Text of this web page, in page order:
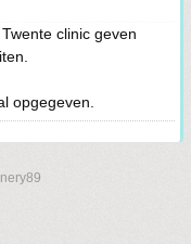
clinic geven
opgegeven.